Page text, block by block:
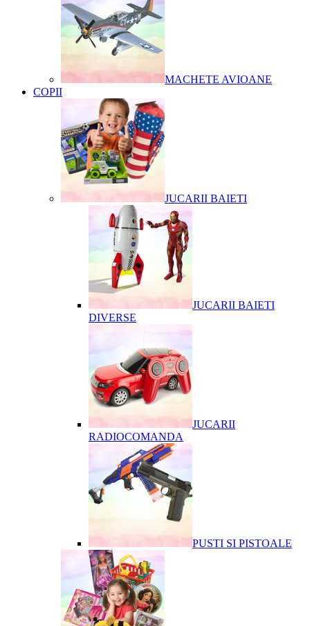
MACHETE AVIOANE
COPII
JUCARII BAIETI
JUCARII BAIETI
DIVERSE
JUCARII
RADIOCOMANDA
PUSTI SI PISTOALE